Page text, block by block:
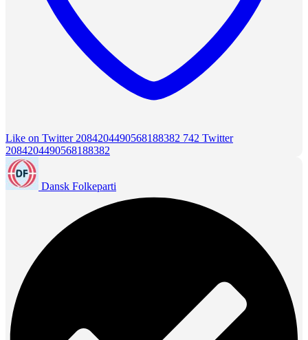
Like on Twitter 2084204490568188382 742 Twitter
2084204490568188382
Dansk Folkeparti